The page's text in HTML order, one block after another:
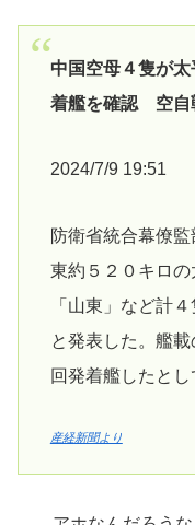
中国空母４隻が
着艦を確認 空自
2024/7/9 19:51
防衛省統合幕僚
東約５２０キロ
「山東」など計
と発表した。艦
回発着艦したとし
産経新聞より